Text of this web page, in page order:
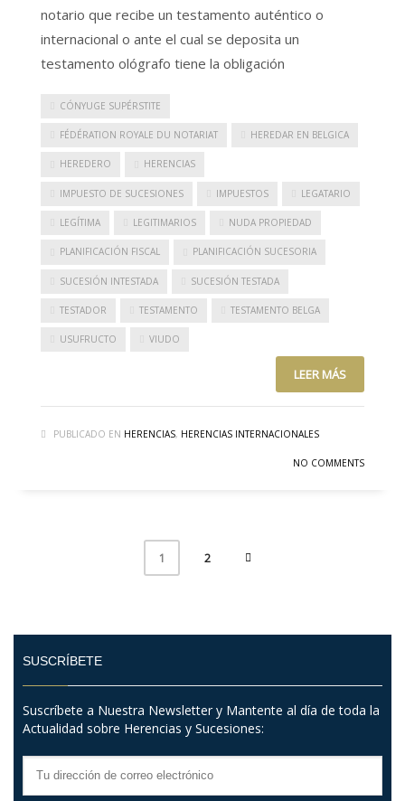
notario que recibe un testamento auténtico o
internacional o ante el cual se deposita un
testamento ológrafo tiene la obligación
CÓNYUGE SUPÉRSTITE
FÉDÉRATION ROYALE DU NOTARIAT HEREDAR EN BELGICA
HEREDERO HERENCIAS
IMPUESTO DE SUCESIONES IMPUESTOS LEGATARIO
LEGÍTIMA LEGITIMARIOS NUDA PROPIEDAD
PLANIFICACIÓN FISCAL PLANIFICACIÓN SUCESORIA
SUCESIÓN INTESTADA SUCESIÓN TESTADA
TESTADOR TESTAMENTO TESTAMENTO BELGA
USUFRUCTO VIUDO
LEER MÁS
PUBLICADO EN HERENCIAS, HERENCIAS INTERNACIONALES
NO COMMENTS
1 2
SUSCRÍBETE
Suscríbete a Nuestra Newsletter y Mantente al día de toda la
Actualidad sobre Herencias y Sucesiones: